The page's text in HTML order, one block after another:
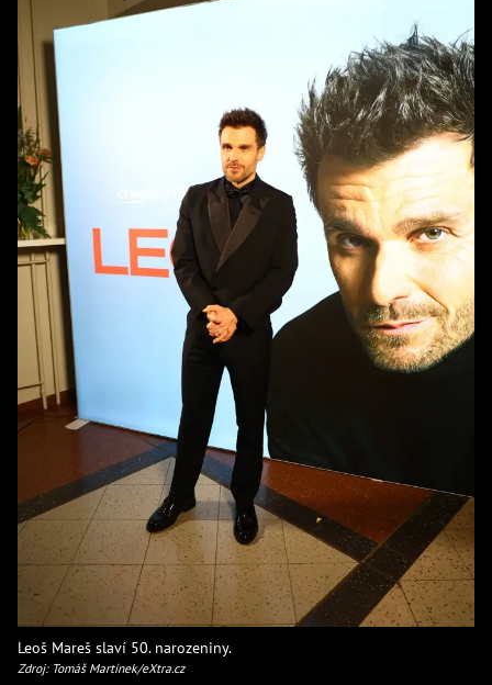
Leoš Mareš slaví 50. narozeniny.
Zdroj: Tomáš Martínek/eXtra.cz